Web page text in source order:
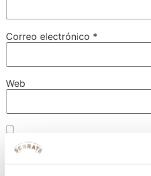
Correo electrónico *
Web
Guarda mi nombre, correo
navegador para la próxima vez